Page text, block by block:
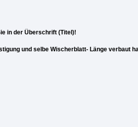
in der Überschrift (Titel)!
und selbe Wischerblatt- Länge verbaut